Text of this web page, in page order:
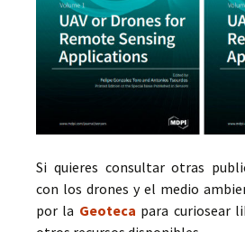
Si quieres consultar otras
con los drones y el medio
por la Geoteca para curiosear